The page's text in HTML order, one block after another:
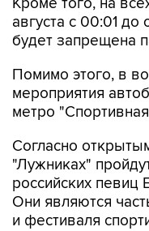
августа с 00:01
будет запрещена
Помимо этого, в
мероприятия
метро
Согласно
"Лужниках"
российских певиц
Они являются
и фестиваля